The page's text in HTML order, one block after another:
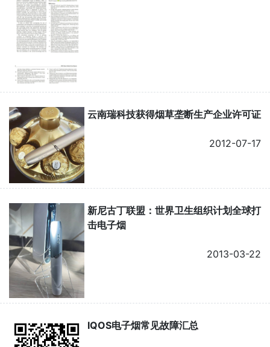
云南瑞科技获得烟草垄断生产企业许可证
2012-07-17
新尼古丁联盟：世界卫生组织计划全球打
击电子烟
2013-03-22
IQOS电子烟常见故障汇总